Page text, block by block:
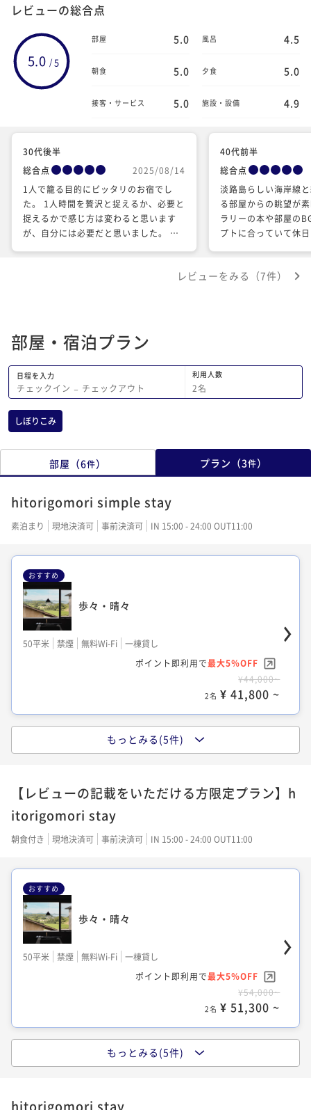
レビューの総合点
5.0 /5
部屋 5.0 風呂 4.5
朝食 5.0 夕食 5.0
接客・サービス 5.0 施設・設備 4.9
30代後半
総合点
2025/08/14
1人で籠る目的にピッタリのお宿でし
た。 1人時間を贅沢と捉えるか、必要と
捉えるかで感じ方は変わると思います
が、自分には必要だと思いました。 チ
の宿泊の方との会話、スタッフさんとの
た。
40代前半
総合点
淡路島らしい海岸線
る部屋からの眺望が
ラリーの本や部屋の
プトに合っていて休
のが伝わってきまし
一人で訪れてもグル
と思います。 宿は海
し上がった山の方と
レビューをみる（7件）
部屋・宿泊プラン
日程を入力
チェックイン − チェックアウト
利用人数
2名
しぼりこみ
部屋 （6件） プラン （3件）
hitorigomori simple stay
素泊まり 現地決済可 事前決済可 IN 15:00 - 24:00 OUT11:00
おすすめ
歩々・晴々
50平米 禁煙 無料Wi-Fi
一棟貸し
ポイント即利用で最大5％OFF
¥44,000~
2名 ¥ 41,800 ~
50平米 禁煙 無料Wi-Fi
一棟貸し
¥44,000~
仄々・晴々
50平米 禁煙 無料Wi-Fi
一棟貸し
ポイント即利用で最大5％OFF
¥44,000~
2名 ¥ 41,800 ~
もっとみる(5件)
【レビューの記載をいただける方限定プラン】h
itorigomori stay
朝食付き 現地決済可 事前決済可 IN 15:00 - 24:00 OUT11:00
おすすめ
歩々・晴々
50平米 禁煙 無料Wi-Fi
一棟貸し
ポイント即利用で最大5％OFF
¥54,000~
2名 ¥ 51,300 ~
もっとみる(5件)
hitorigomori stay